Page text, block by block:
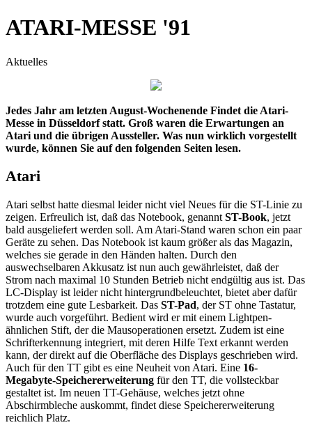
ATARI-MESSE '91
Aktuelles
Jedes Jahr am letzten August-Wochenende Findet die Atari-
Messe in Düsseldorf statt. Groß waren die Erwartungen an
Atari und die übrigen Aussteller. Was nun wirklich vorgestellt
wurde, können Sie auf den folgenden Seiten lesen.
Atari
Atari selbst hatte diesmal leider nicht viel Neues für die ST-Linie zu
zeigen. Erfreulich ist, daß das Notebook, genannt ST-Book, jetzt
bald ausgeliefert werden soll. Am Atari-Stand waren schon ein paar
Geräte zu sehen. Das Notebook ist kaum größer als das Magazin,
welches sie gerade in den Händen halten. Durch den
auswechselbaren Akkusatz ist nun auch gewährleistet, daß der
Strom nach maximal 10 Stunden Betrieb nicht endgültig aus ist. Das
LC-Display ist leider nicht hintergrundbeleuchtet, bietet aber dafür
trotzdem eine gute Lesbarkeit. Das ST-Pad, der ST ohne Tastatur,
wurde auch vorgeführt. Bedient wird er mit einem Lightpen-
ähnlichen Stift, der die Mausoperationen ersetzt. Zudem ist eine
Schrifterkennung integriert, mit deren Hilfe Text erkannt werden
kann, der direkt auf die Oberfläche des Displays geschrieben wird.
Auch für den TT gibt es eine Neuheit von Atari. Eine 16-
Megabyte-Speichererweiterung für den TT, die vollsteckbar
gestaltet ist. Im neuen TT-Gehäuse, welches jetzt ohne
Abschirmbleche auskommt, findet diese Speichererweiterung
reichlich Platz.